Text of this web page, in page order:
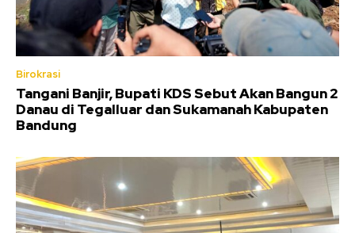
Birokrasi
Tangani Banjir, Bupati KDS Sebut Akan Bangun 2
Danau di Tegalluar dan Sukamanah Kabupaten
Bandung